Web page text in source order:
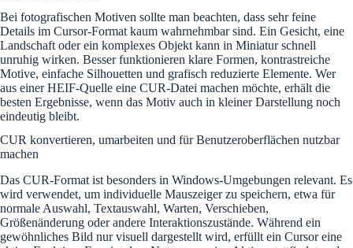
Bei fotografischen Motiven sollte man beachten, dass sehr feine
Details im Cursor-Format kaum wahrnehmbar sind. Ein Gesicht, eine
Landschaft oder ein komplexes Objekt kann in Miniatur schnell
unruhig wirken. Besser funktionieren klare Formen, kontrastreiche
Motive, einfache Silhouetten und grafisch reduzierte Elemente. Wer
aus einer HEIF-Quelle eine CUR-Datei machen möchte, erhält die
besten Ergebnisse, wenn das Motiv auch in kleiner Darstellung noch
eindeutig bleibt.
CUR konvertieren, umarbeiten und für Benutzeroberflächen nutzbar
machen
Das CUR-Format ist besonders in Windows-Umgebungen relevant. Es
wird verwendet, um individuelle Mauszeiger zu speichern, etwa für
normale Auswahl, Textauswahl, Warten, Verschieben,
Größenänderung oder andere Interaktionszustände. Während ein
gewöhnliches Bild nur visuell dargestellt wird, erfüllt ein Cursor eine